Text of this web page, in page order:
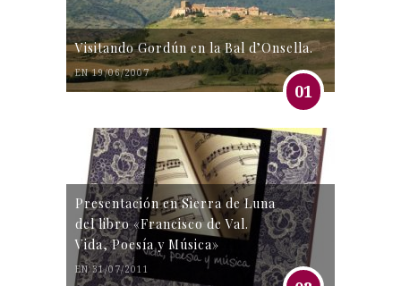
Visitando Gordún en la Bal d’Onsella.
EN 19/06/2007
01
Presentación en Sierra de Luna
del libro «Francisco de Val.
Vida, Poesía y Música»
EN 31/07/2011